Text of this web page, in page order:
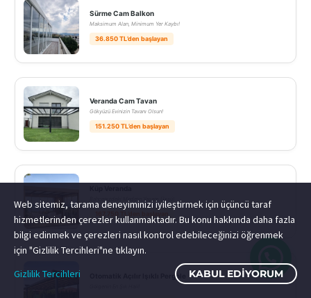
Sürme Cam Balkon
Maksimum Alan, Minimum Yer Kaybı!
36.850 TL’den başlayan
Veranda Cam Tavan
Gökyüzü Evinizin Tavanı Olsun!
151.250 TL’den başlayan
Otomatik Açılır Işıklı Pergole
Web sitemiz, tarama deneyiminizi iyileştirmek için üçüncü taraf
hizmetlerinden çerezler kullanmaktadır. Bu konu hakkında daha fazla
bilgi edinmek ve çerezleri nasıl kontrol edebileceğinizi öğrenmek
için "Gizlilik Tercihleri"ne tıklayın.
Gizlilik Tercihleri
KABUL EDIYORUM